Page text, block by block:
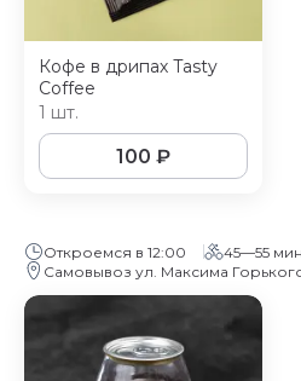
Кофе в дрипах Tasty
Coffee
1 шт.
100 ₽
Откроемся в 12:00
45—55
Самовывоз ул. Максима